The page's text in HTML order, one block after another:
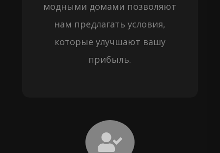
модными домами позволяют
нам предлагать условия,
которые улучшают вашу
прибыль.
